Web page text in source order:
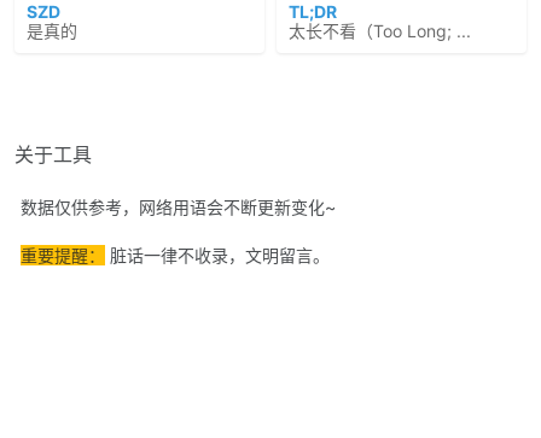
SZD
是真的
TL;DR
太长不看（Too Long; ...
关于工具
数据仅供参考，网络用语会不断更新变化~
重要提醒： 脏话一律不收录，文明留言。